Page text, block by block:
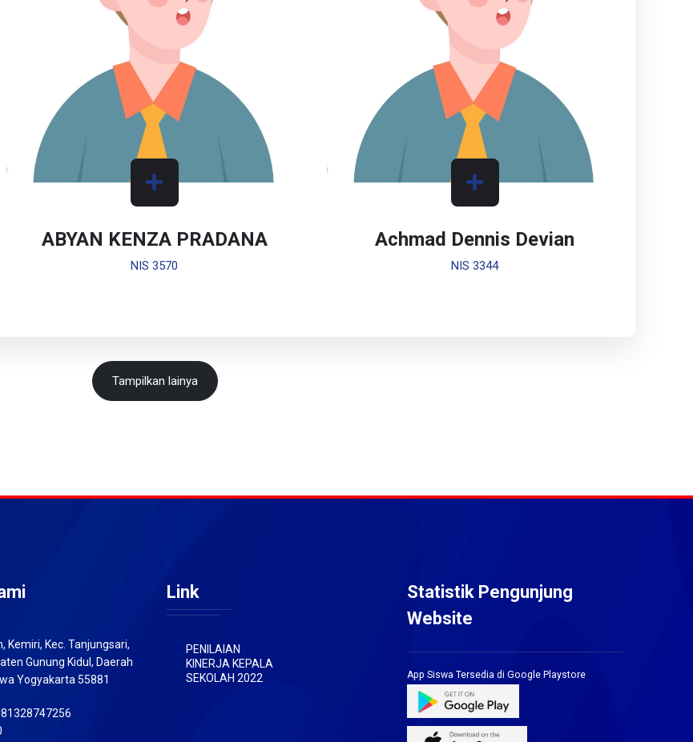
ABYAN KENZA PRADANA
NIS 3570
Achmad Dennis Devian
NIS 3344
Tampilkan lainya
Kemiri, Kec. Tanjungsari,
Gunung Kidul, Daerah
Yogyakarta 55881
Link
PENILAIAN
KINERJA KEPALA
SEKOLAH 2022
Statistik Pengunjung
Website
App Siswa Tersedia di Google Playstore